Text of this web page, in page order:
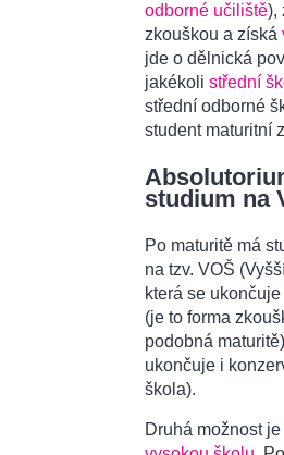
odborné učiliště),
zkouškou a získá
jde o dělnická
jakékoli střední
střední odborné
student maturitní
studium na
Po maturitě má
na tzv. VOŠ
která se
(je to forma
podobná
ukončuje i
škola).
Druhá možnost